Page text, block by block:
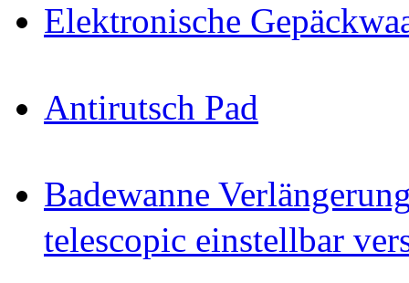
Elektronische
Antirutsch Pad
Badewanne
telescopic einstellbar